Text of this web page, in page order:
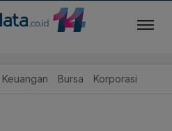
Keuangan Bursa Korporasi